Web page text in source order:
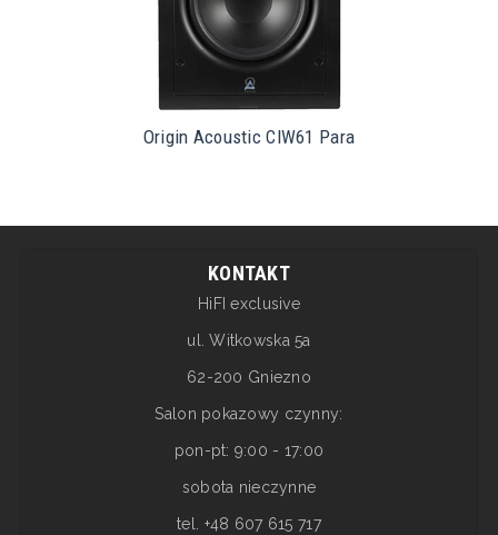
Origin Acoustic CIW61 Para
KONTAKT
HiFI exclusive
ul. Witkowska 5a
62-200 Gniezno
Salon pokazowy czynny:
pon-pt: 9:00 - 17:00
sobota nieczynne
tel. +48 607 615 717